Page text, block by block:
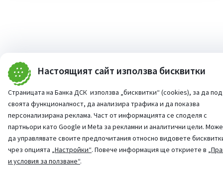
Настоящият сайт използва бисквитки
Страницата на Банка ДСК използва „бисквитки“ (cookies), за да
своята функционалност, да анализира трафика и да показва
персонализирана реклама. Част от информацията се споделя с
партньори като Google и Meta за рекламни и аналитични цели.
да управлявате своите предпочитания относно видовете
чрез опцията „Настройки“. Повече информация ще откриете в
и условия за ползване“.